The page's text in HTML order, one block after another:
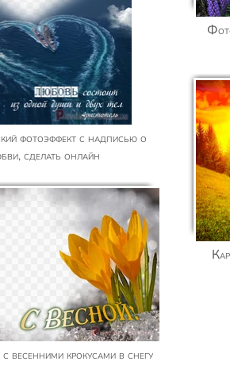
сделать онлайн
Фотомонтаж с цветами, Долина люпинов
Карпаты, восход солнца, горы - сделать
с весенними крокусами в снегу